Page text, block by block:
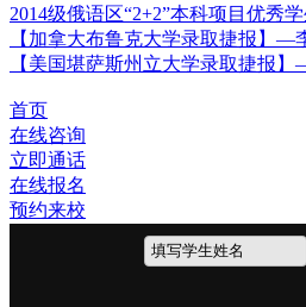
2014级俄语区“2+2”本科项目优秀
【加拿大布鲁克大学录取捷报】—
【美国堪萨斯州立大学录取捷报
首页
在线咨询
立即通话
在线报名
预约来校